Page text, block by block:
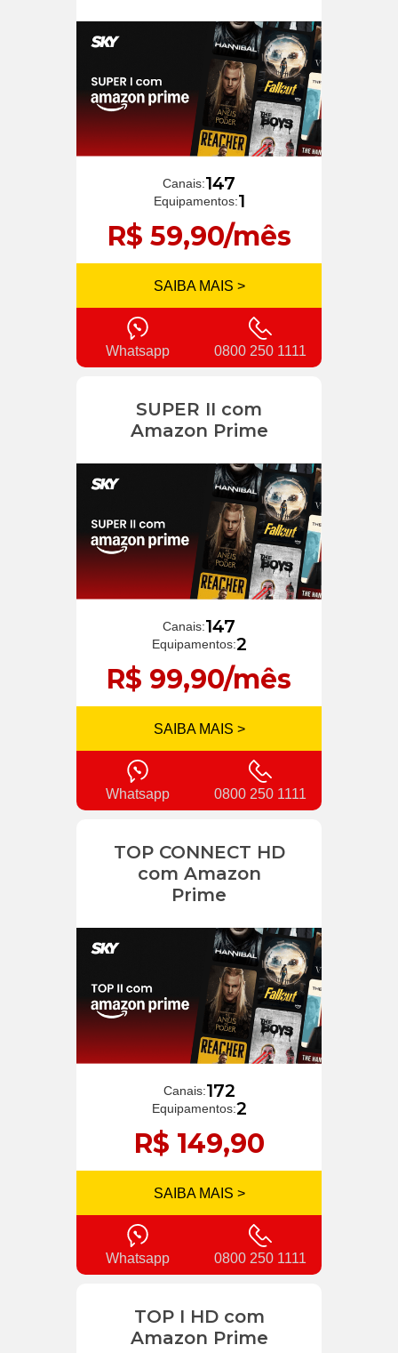
Canais:147
Equipamentos:1
R$ 59,90/mês
SAIBA MAIS >
Whatsapp 0800 250 1111
SUPER II com
Amazon Prime
Canais:147
Equipamentos:2
R$ 99,90/mês
SAIBA MAIS >
Whatsapp 0800 250 1111
TOP CONNECT HD
com Amazon
Prime
Canais:172
Equipamentos:2
R$ 149,90
SAIBA MAIS >
Whatsapp 0800 250 1111
TOP I HD com
Amazon Prime